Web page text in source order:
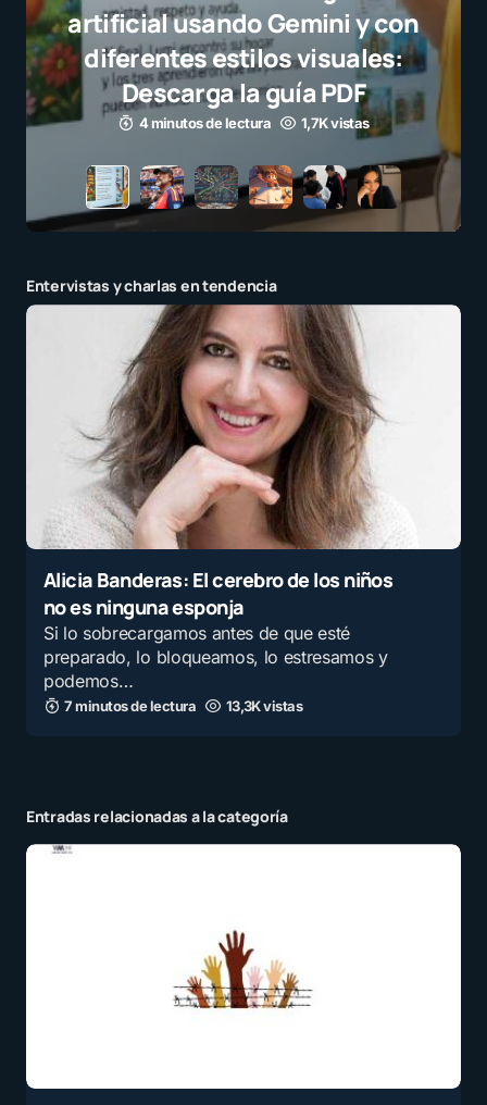
el
Entervistas y charlas en tendencia
Alicia Banderas: El cerebro de los niños
no es ninguna esponja
Si lo sobrecargamos antes de que esté
preparado, lo bloqueamos, lo estresamos y
podemos…
7 minutos de lectura 13,3K vistas
Entradas relacionadas a la categoría